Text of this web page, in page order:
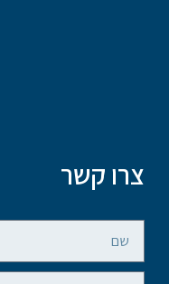
צרו קשר